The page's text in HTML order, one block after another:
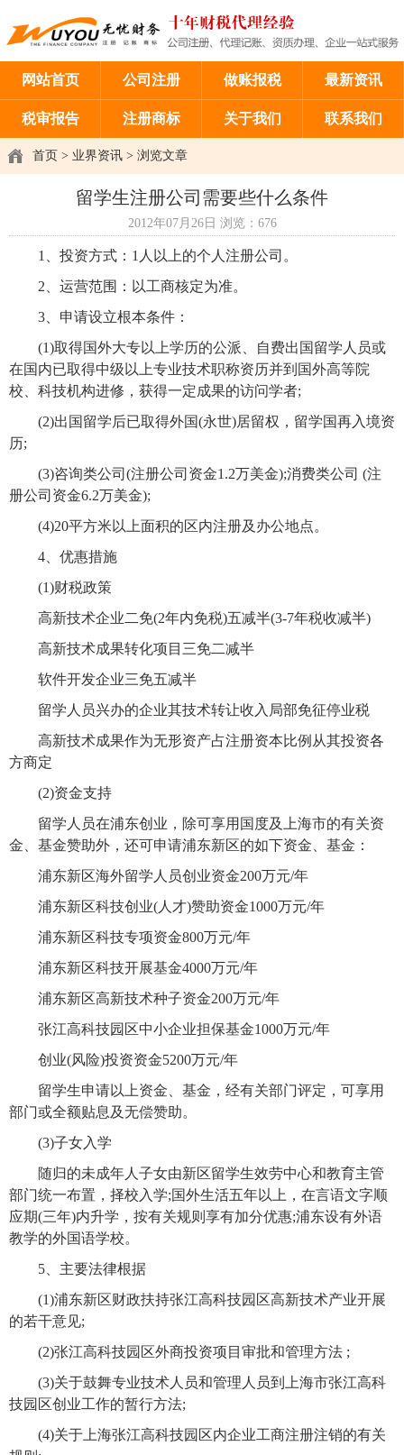
网站首页 公司注册 做账报税 最新资讯
税审报告 注册商标 关于我们 联系我们
首页 > 业界资讯 > 浏览文章
留学生注册公司需要些什么条件
2012年07月26日 浏览： 676
1、投资方式：1人以上的个人注册公司 。
2、运营范围：以工商核定为准。
3、申请设立根本条件：
(1)取得国外大专以上学历的公派、自费出国留学人员或
在国内已取得中级以上专业技术职称资历并到国外高等院
校、科技机构进修，获得一定成果的访问学者;
(2)出国留学后已取得外国(永世)居留权，留学国再入境资
历;
(3)咨询类公司(注册公司资金1.2万美金);消费类公司 (注
册公司资金6.2万美金);
(4)20平方米以上面积的区内注册及办公地点。
4、优惠措施
(1)财税政策
高新技术企业二免(2年内免税)五减半(3-7年税收减半)
高新技术成果转化项目三免二减半
软件开发企业三免五减半
留学人员兴办的企业其技术转让收入局部免征停业税
高新技术成果作为无形资产占注册资本比例从其投资各
方商定
(2)资金支持
留学人员在浦东创业，除可享用国度及上海市的有关资
金、基金赞助外，还可申请浦东新区的如下资金、基金：
浦东新区海外留学人员创业资金200万元/年
浦东新区科技创业(人才)赞助资金1000万元/年
浦东新区科技专项资金800万元/年
浦东新区科技开展基金4000万元/年
浦东新区高新技术种子资金200万元/年
张江高科技园区中小企业担保基金1000万元/年
创业(风险)投资资金5200万元/年
留学生申请以上资金、基金，经有关部门评定，可享用
部门或全额贴息及无偿赞助。
(3)子女入学
随归的未成年人子女由新区留学生效劳中心和教育主管
部门统一布置，择校入学;国外生活五年以上，在言语文字顺
应期(三年)内升学，按有关规则享有加分优惠;浦东设有外语
教学的外国语学校。
5、主要法律根据
(1)浦东新区财政扶持张江高科技园区高新技术产业开展
的若干意见;
(2)张江高科技园区外商投资项目审批和管理方法 ;
(3)关于鼓舞专业技术人员和管理人员到上海市张江高科
技园区创业工作的暂行方法;
(4)关于上海张江高科技园区内企业工商注册注销的有关